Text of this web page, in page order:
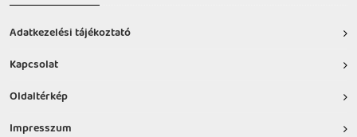
Adatkezelési tájékoztató
Kapcsolat
Oldaltérkép
Impresszum